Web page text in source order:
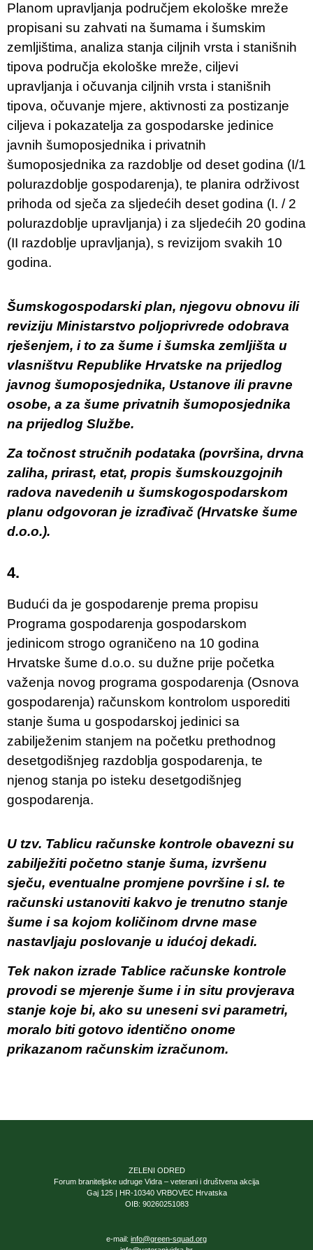
Planom upravljanja područjem ekološke mreže
propisani su zahvati na šumama i šumskim
zemljištima, analiza stanja ciljnih vrsta i stanišnih
tipova područja ekološke mreže, ciljevi
upravljanja i očuvanja ciljnih vrsta i stanišnih
tipova, očuvanje mjere, aktivnosti za postizanje
ciljeva i pokazatelja za gospodarske jedinice
javnih šumoposjednika i privatnih
šumoposjednika za razdoblje od deset godina (I/1
polurazdoblje gospodarenja), te planira održivost
prihoda od sječa za sljedećih deset godina (I. / 2
polurazdoblje upravljanja) i za sljedećih 20 godina
(II razdoblje upravljanja), s revizijom svakih 10
godina.
Šumskogospodarski plan, njegovu obnovu ili
reviziju Ministarstvo poljoprivrede odobrava
rješenjem, i to za šume i šumska zemljišta u
vlasništvu Republike Hrvatske na prijedlog
javnog šumoposjednika, Ustanove ili pravne
osobe, a za šume privatnih šumoposjednika
na prijedlog Službe.
Za točnost stručnih podataka (površina, drvna
zaliha, prirast, etat, propis šumskouzgojnih
radova navedenih u šumskogospodarskom
planu odgovoran je izrađivač (Hrvatske šume
d.o.o.).
4.
Budući da je gospodarenje prema propisu
Programa gospodarenja gospodarskom
jedinicom strogo ograničeno na 10 godina
Hrvatske šume d.o.o. su dužne prije početka
važenja novog programa gospodarenja (Osnova
gospodarenja) računskom kontrolom usporediti
stanje šuma u gospodarskoj jedinici sa
zabilježenim stanjem na početku prethodnog
desetgodišnjeg razdoblja gospodarenja, te
njenog stanja po isteku desetgodišnjeg
gospodarenja.
U tzv. Tablicu računske kontrole obavezni su
zabilježiti početno stanje šuma, izvršenu
sječu, eventualne promjene površine i sl. te
računski ustanoviti kakvo je trenutno stanje
šume i sa kojom količinom drvne mase
nastavljaju poslovanje u idućoj dekadi.
Tek nakon izrade Tablice računske kontrole
provodi se mjerenje šume i in situ provjerava
stanje koje bi, ako su uneseni svi parametri,
moralo biti gotovo identično onome
prikazanom računskim izračunom.
ZELENI ODRED
Forum braniteljske udruge Vidra – veterani i društvena akcija
Gaj 125 | HR-10340 VRBOVEC Hrvatska
OIB: 90260251083
e-mail: info@green-squad.org